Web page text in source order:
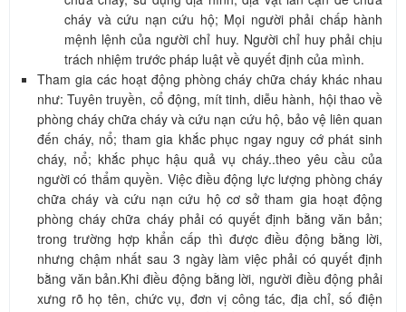
cháy và cứu nạn cứu hộ; Mọi người phải chấp hành
mệnh lệnh của người chỉ huy. Người chỉ huy phải chịu
trách nhiệm trước pháp luật về quyết định của mình.
Tham gia các hoạt động phòng cháy chữa cháy khác nhau
như: Tuyên truyền, cổ động, mít tinh, diễu hành, hội thao về
phòng cháy chữa cháy và cứu nạn cứu hộ, bảo vệ liên quan
đến cháy, nổ; tham gia khắc phục ngay nguy cớ phát sinh
cháy, nổ; khắc phục hậu quả vụ cháy..theo yêu cầu của
người có thẩm quyền. Việc điều động lực lượng phòng cháy
chữa cháy và cứu nạn cứu hộ cơ sở tham gia hoạt động
phòng cháy chữa cháy phải có quyết định bằng văn bản;
trong trường hợp khẩn cấp thì được điều động bằng lời,
nhưng chậm nhất sau 3 ngày làm việc phải có quyết định
bằng văn bản.Khi điều động bằng lời, người điều động phải
xưng rõ họ tên, chức vụ, đơn vị công tác, địa chỉ, số điện